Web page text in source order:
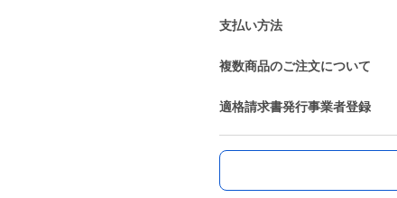
支払い方法
複数商品のご注文について
適格請求書発行事業者登録